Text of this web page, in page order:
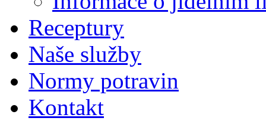
Receptury
Naše služby
Normy potravin
Kontakt